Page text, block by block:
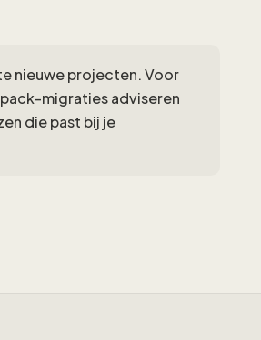
nieuwe projecten. Voor
migraties adviseren
die past bij je